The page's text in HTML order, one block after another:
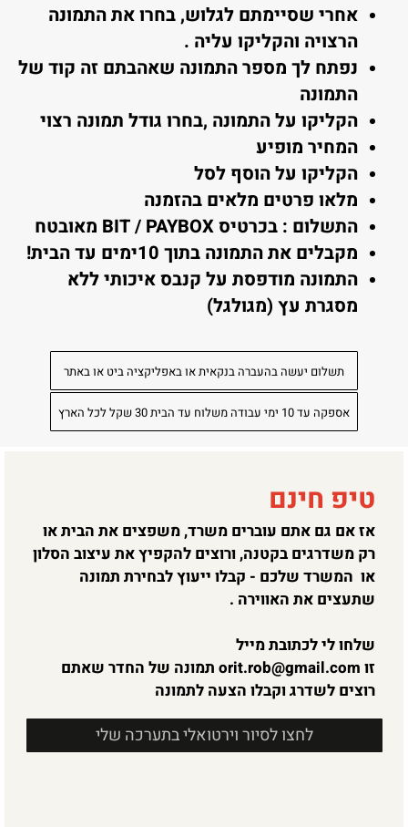
אחרי שסיימתם לגלוש, בחרו את התמונה
הרצויה והקליקו עליה .
נפתח לך מספר התמונה שאהבתם זה קוד של
התמונה
הקליקו על התמונה ,בחרו גודל תמונה רצוי
המחיר מופיע
הקליקו על הוסף לסל
מלאו פרטים מלאים בהזמנה
התשלום : בכרטיס BIT / PAYBOX מאובטח
מקבלים את התמונה בתוך 10ימים עד הבית!
התמונה מודפסת על קנבס איכותי ללא
מסגרת עץ (מגולגל)
תשלום יעשה בהעברה בנקאית או באפליקציה ביט או באתר
אספקה עד 10 ימי עבודה משלוח עד הבית 30 שקל לכל הארץ
טיפ חינם
אז אם גם אתם עוברים משרד, משפצים את הבית או
רק משדרגים בקטנה, ורוצים להקפיץ את עיצוב הסלון
או המשרד שלכם - קבלו ייעוץ לבחירת תמונה
שתעצים את האווירה .
שלחו לי לכתובת מייל
זו orit.rob@gmail.com תמונה של החדר שאתם
רוצים לשדרג וקבלו הצעה לתמונה
לחצו לסיור וירטואלי בתערכה שלי